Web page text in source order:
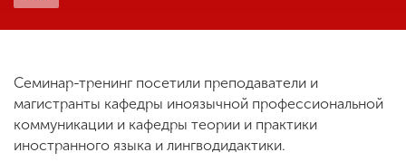
Семинар-тренинг посетили преподаватели и
магистранты кафедры иноязычной профессиональной
коммуникации и кафедры теории и практики
иностранного языка и лингводидактики.